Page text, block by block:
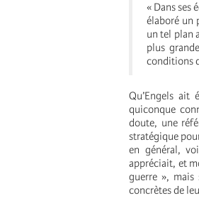
« Dans ses
élaboré un
un tel plan
plus
conditions
Qu’Engels ait
quiconque
doute, une
stratégique
en général,
appréciait, et
guerre », mais
concrètes de